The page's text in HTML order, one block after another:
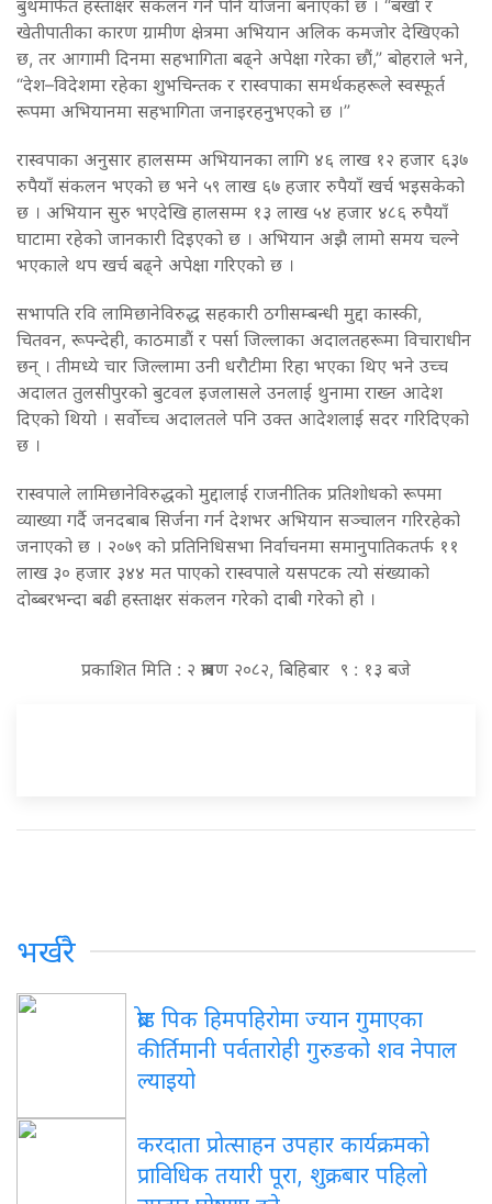
बुथमार्फत हस्ताक्षर संकलन गर्ने पनि योजना बनाएको छ । “बर्खा र
खेतीपातीका कारण ग्रामीण क्षेत्रमा अभियान अलिक कमजोर देखिएको
छ, तर आगामी दिनमा सहभागिता बढ्ने अपेक्षा गरेका छौं,” बोहराले भने,
“देश–विदेशमा रहेका शुभचिन्तक र रास्वपाका समर्थकहरूले स्वस्फूर्त
रूपमा अभियानमा सहभागिता जनाइरहनुभएको छ ।”
रास्वपाका अनुसार हालसम्म अभियानका लागि ४६ लाख १२ हजार ६३७
रुपैयाँ संकलन भएको छ भने ५९ लाख ६७ हजार रुपैयाँ खर्च भइसकेको
छ । अभियान सुरु भएदेखि हालसम्म १३ लाख ५४ हजार ४८६ रुपैयाँ
घाटामा रहेको जानकारी दिइएको छ । अभियान अझै लामो समय चल्ने
भएकाले थप खर्च बढ्ने अपेक्षा गरिएको छ ।
सभापति रवि लामिछानेविरुद्ध सहकारी ठगीसम्बन्धी मुद्दा कास्की,
चितवन, रूपन्देही, काठमाडौं र पर्सा जिल्लाका अदालतहरूमा विचाराधीन
छन् । तीमध्ये चार जिल्लामा उनी धरौटीमा रिहा भएका थिए भने उच्च
अदालत तुलसीपुरको बुटवल इजलासले उनलाई थुनामा राख्न आदेश
दिएको थियो । सर्वोच्च अदालतले पनि उक्त आदेशलाई सदर गरिदिएको
छ ।
रास्वपाले लामिछानेविरुद्धको मुद्दालाई राजनीतिक प्रतिशोधको रूपमा
व्याख्या गर्दै जनदबाब सिर्जना गर्न देशभर अभियान सञ्चालन गरिरहेको
जनाएको छ । २०७९ को प्रतिनिधिसभा निर्वाचनमा समानुपातिकतर्फ ११
लाख ३० हजार ३४४ मत पाएको रास्वपाले यसपटक त्यो संख्याको
दोब्बरभन्दा बढी हस्ताक्षर संकलन गरेको दाबी गरेको हो ।
प्रकाशित मिति : २ श्रावण २०८२, बिहिबार ९ : १३ बजे
भर्खरै
ब्रोड पिक हिमपहिरोमा ज्यान गुमाएका
कीर्तिमानी पर्वतारोही गुरुङको शव नेपाल
ल्याइयो
करदाता प्रोत्साहन उपहार कार्यक्रमको
प्राविधिक तयारी पूरा, शुक्रबार पहिलो